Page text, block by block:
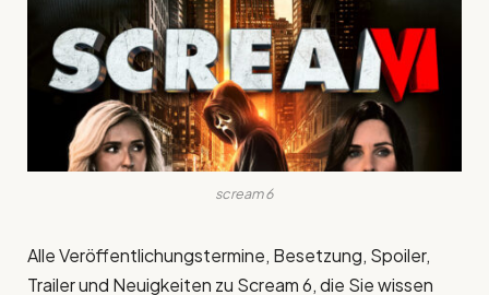
scream 6
Alle Veröffentlichungstermine, Besetzung, Spoiler,
Trailer und Neuigkeiten zu Scream 6, die Sie wissen